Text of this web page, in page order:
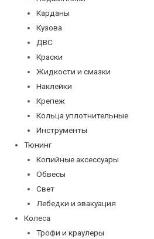
Карданы
Кузова
ДВС
Краски
Жидкости и смазки
Наклейки
Крепеж
Кольца уплотнительные
Инструменты
Тюнинг
Копийные аксессуары
Обвесы
Свет
Лебедки и эвакуация
Колеса
Трофи и краулеры